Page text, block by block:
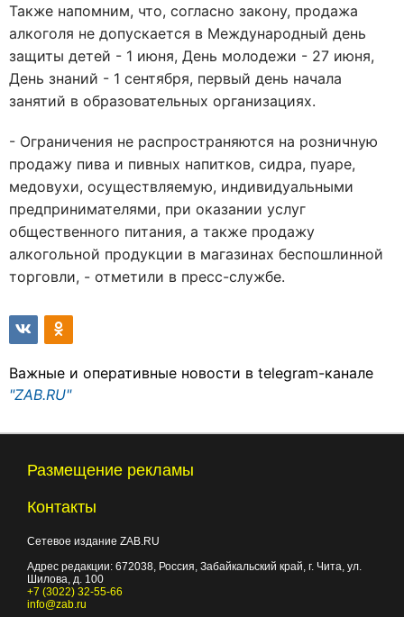
Также напомним, что, согласно закону, продажа
алкоголя не допускается в Международный день
защиты детей - 1 июня, День молодежи - 27 июня,
День знаний - 1 сентября, первый день начала
занятий в образовательных организациях.
- Ограничения не распространяются на розничную
продажу пива и пивных напитков, сидра, пуаре,
медовухи, осуществляемую, индивидуальными
предпринимателями, при оказании услуг
общественного питания, а также продажу
алкогольной продукции в магазинах беспошлинной
торговли, - отметили в пресс-службе.
Важные и оперативные новости в telegram-канале
"ZAB.RU"
Размещение рекламы
Контакты
Сетевое издание ZAB.RU
Адрес редакции: 672038, Россия, Забайкальский край, г. Чита, ул.
Шилова, д. 100
+7 (3022) 32-55-66
info@zab.ru